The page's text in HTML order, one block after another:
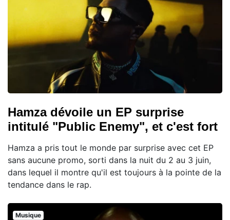
Hamza dévoile un EP surprise
intitulé "Public Enemy", et c'est fort
Hamza a pris tout le monde par surprise avec cet EP
sans aucune promo, sorti dans la nuit du 2 au 3 juin,
dans lequel il montre qu'il est toujours à la pointe de la
tendance dans le rap.
Musique